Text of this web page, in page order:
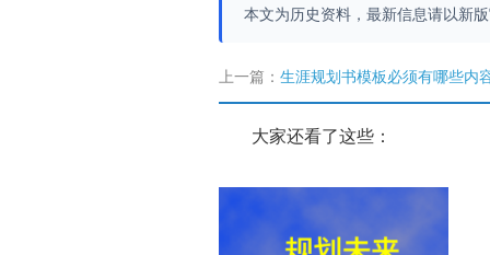
本文为历史资料，最新信息请以新
上一篇： 生涯规划书模板必须有哪些内
大家还看了这些：